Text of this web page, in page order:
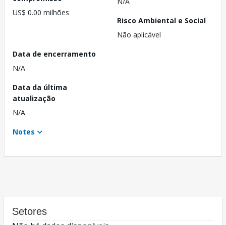
US$ 0.00 milhões
Risco Ambiental e Social
Não aplicável
Data de encerramento
N/A
Data da última
atualização
N/A
Notes
Setores